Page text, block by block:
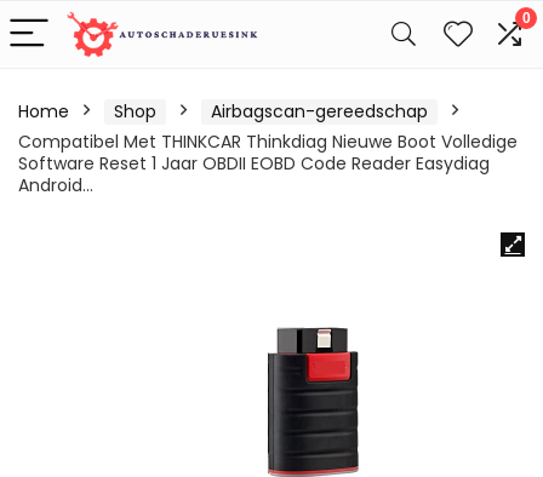
0
Home Shop
Airbagscan-gereedschap
Compatibel Met THINKCAR Thinkdiag Nieuwe Boot Volledige
Software Reset 1 Jaar OBDII EOBD Code Reader Easydiag
Android…